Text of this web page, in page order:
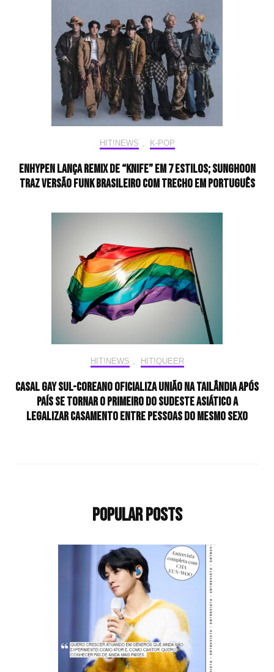
HIT!NEWS , K-POP
ENHYPEN lança remix de “Knife” em 7 estilos; SUNGHOON
traz versão funk brasileiro com trecho em português
HIT!NEWS , HIT!QUEER
Casal gay sul-coreano oficializa união na Tailândia após
país se tornar o primeiro do sudeste asiático a
legalizar casamento entre pessoas do mesmo sexo
Popular Posts